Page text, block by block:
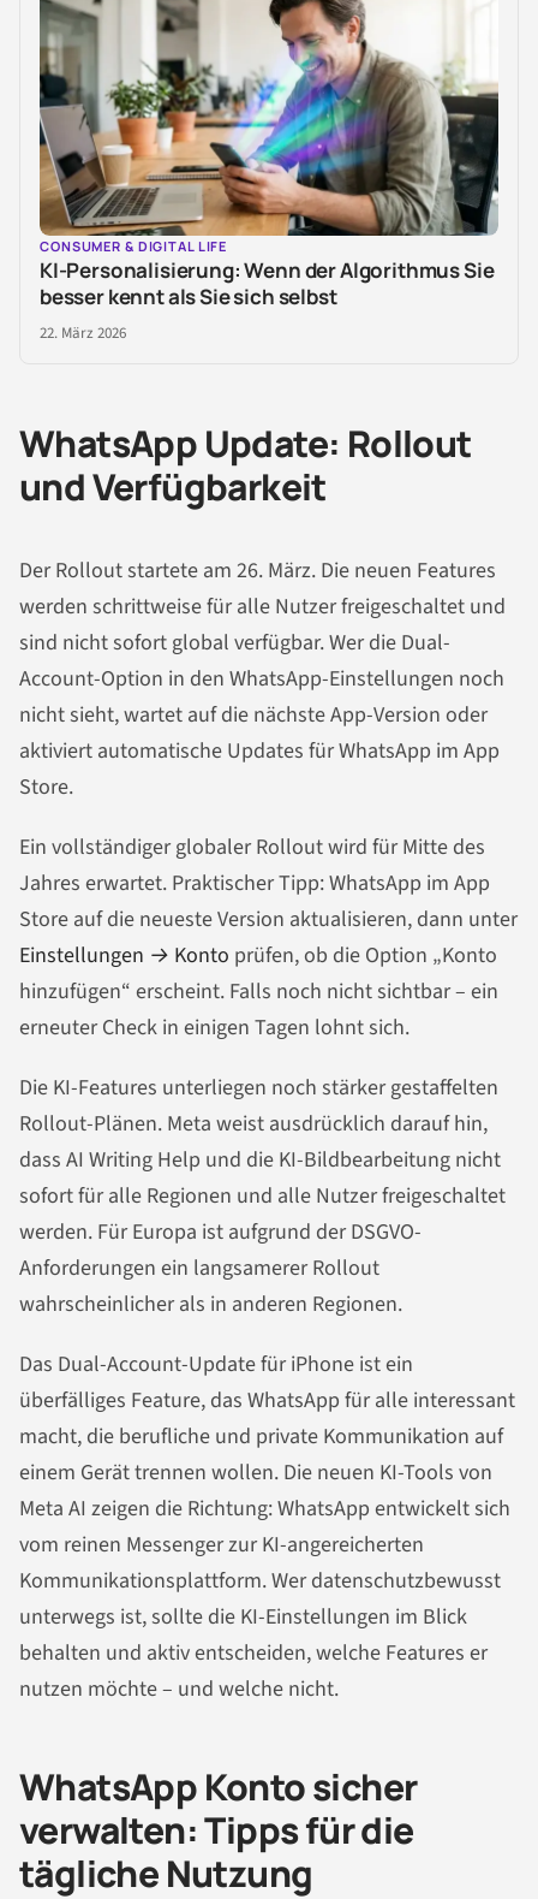
CONSUMER & DIGITAL LIFE
KI-Personalisierung: Wenn der Algorithmus Sie
besser kennt als Sie sich selbst
22. März 2026
WhatsApp Update: Rollout
und Verfügbarkeit
Der Rollout startete am 26. März. Die neuen Features
werden schrittweise für alle Nutzer freigeschaltet und
sind nicht sofort global verfügbar. Wer die Dual-
Account-Option in den WhatsApp-Einstellungen noch
nicht sieht, wartet auf die nächste App-Version oder
aktiviert automatische Updates für WhatsApp im App
Store.
Ein vollständiger globaler Rollout wird für Mitte des
Jahres erwartet. Praktischer Tipp: WhatsApp im App
Store auf die neueste Version aktualisieren, dann unter
Einstellungen → Konto prüfen, ob die Option „Konto
hinzufügen“ erscheint. Falls noch nicht sichtbar – ein
erneuter Check in einigen Tagen lohnt sich.
Die KI-Features unterliegen noch stärker gestaffelten
Rollout-Plänen. Meta weist ausdrücklich darauf hin,
dass AI Writing Help und die KI-Bildbearbeitung nicht
sofort für alle Regionen und alle Nutzer freigeschaltet
werden. Für Europa ist aufgrund der DSGVO-
Anforderungen ein langsamerer Rollout
wahrscheinlicher als in anderen Regionen.
Das Dual-Account-Update für iPhone ist ein
überfälliges Feature, das WhatsApp für alle interessant
macht, die berufliche und private Kommunikation auf
einem Gerät trennen wollen. Die neuen KI-Tools von
Meta AI zeigen die Richtung: WhatsApp entwickelt sich
vom reinen Messenger zur KI-angereicherten
Kommunikationsplattform. Wer datenschutzbewusst
unterwegs ist, sollte die KI-Einstellungen im Blick
behalten und aktiv entscheiden, welche Features er
nutzen möchte – und welche nicht.
WhatsApp Konto sicher
verwalten: Tipps für die
tägliche Nutzung